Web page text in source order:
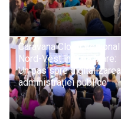
Caravana Cloud Regional
Nord-Vest în Baia Mare:
Un pas spre digitalizarea
administrației publice